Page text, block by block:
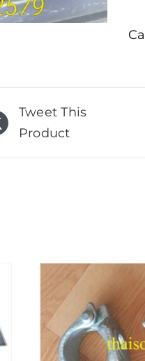
Tweet This
Product